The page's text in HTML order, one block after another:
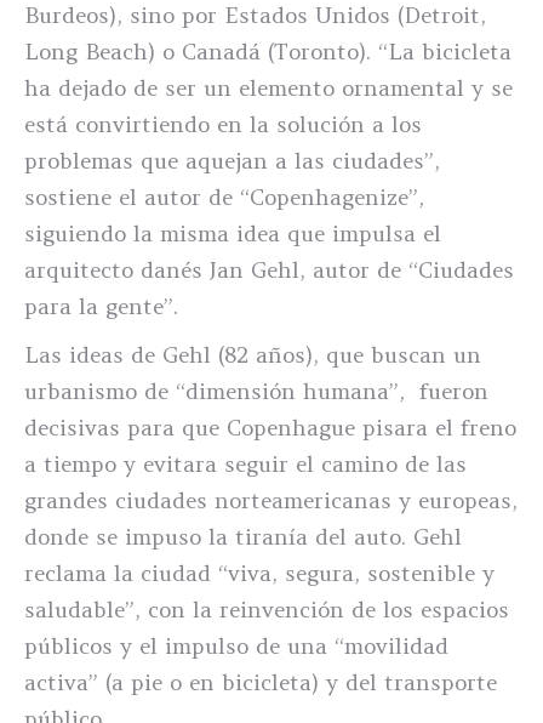
Burdeos), sino por Estados Unidos (Detroit,
Long Beach) o Canadá (Toronto). “La bicicleta
ha dejado de ser un elemento ornamental y se
está convirtiendo en la solución a los
problemas que aquejan a las ciudades”,
sostiene el autor de “Copenhagenize”,
siguiendo la misma idea que impulsa el
arquitecto danés Jan Gehl, autor de “Ciudades
para la gente”.
Las ideas de Gehl (82 años), que buscan un
urbanismo de “dimensión humana”, fueron
decisivas para que Copenhague pisara el freno
a tiempo y evitara seguir el camino de las
grandes ciudades norteamericanas y europeas,
donde se impuso la tiranía del auto. Gehl
reclama la ciudad “viva, segura, sostenible y
saludable”, con la reinvención de los espacios
públicos y el impulso de una “movilidad
activa” (a pie o en bicicleta) y del transporte